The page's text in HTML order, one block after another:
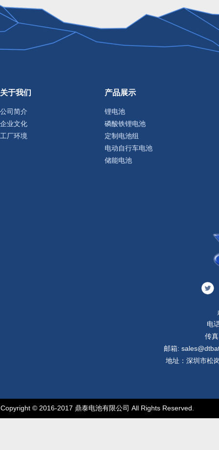
关于我们
公司简介
企业文化
工厂环境
产品展示
锂电池
磷酸铁锂电池
定制电池组
电动自行车电池
储能电池
电
传
邮箱:
地址：深圳市松
Copyright © 2016-2017 鼎泰电池有限公司 All Rights Reserved.